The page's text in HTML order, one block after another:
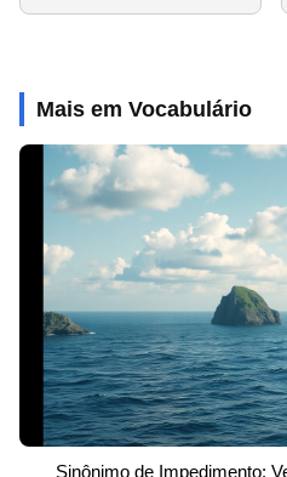
Mais em Vocabulário
Sinônimo de Impedimento: